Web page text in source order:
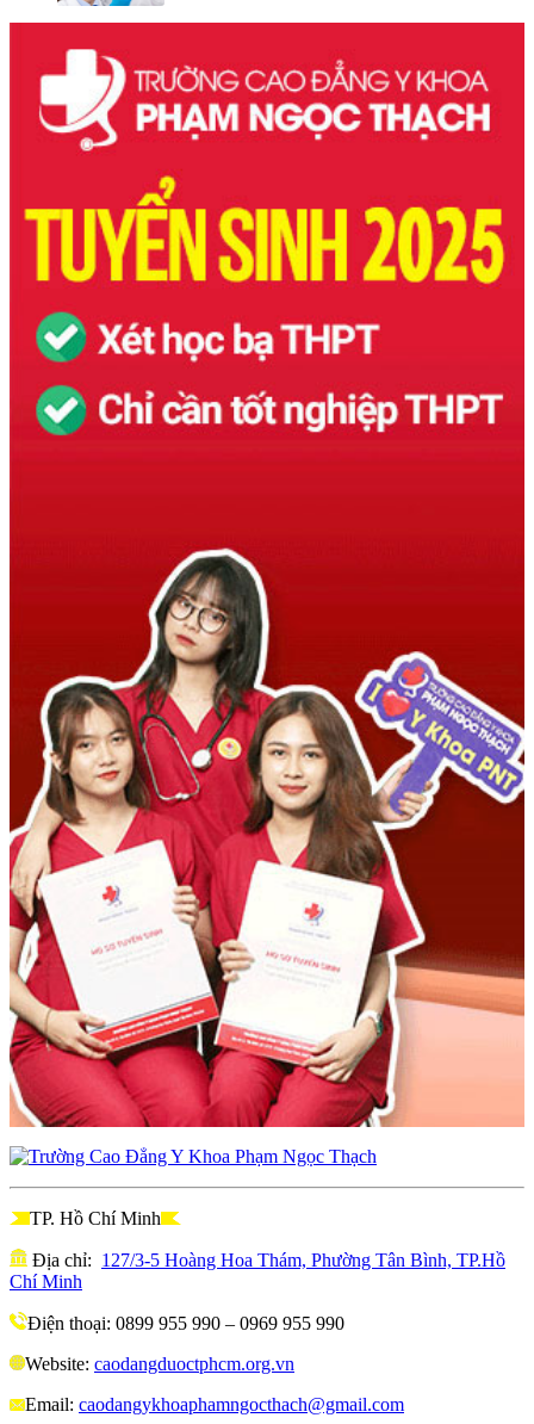
TP. Hồ Chí Minh
Địa chỉ: 127/3-5 Hoàng Hoa Thám, Phường Tân Bình, TP.Hồ
Chí Minh
Điện thoại: 0899 955 990 – 0969 955 990
Website: caodangduoctphcm.org.vn
Email: caodangykhoaphamngocthach@gmail.com